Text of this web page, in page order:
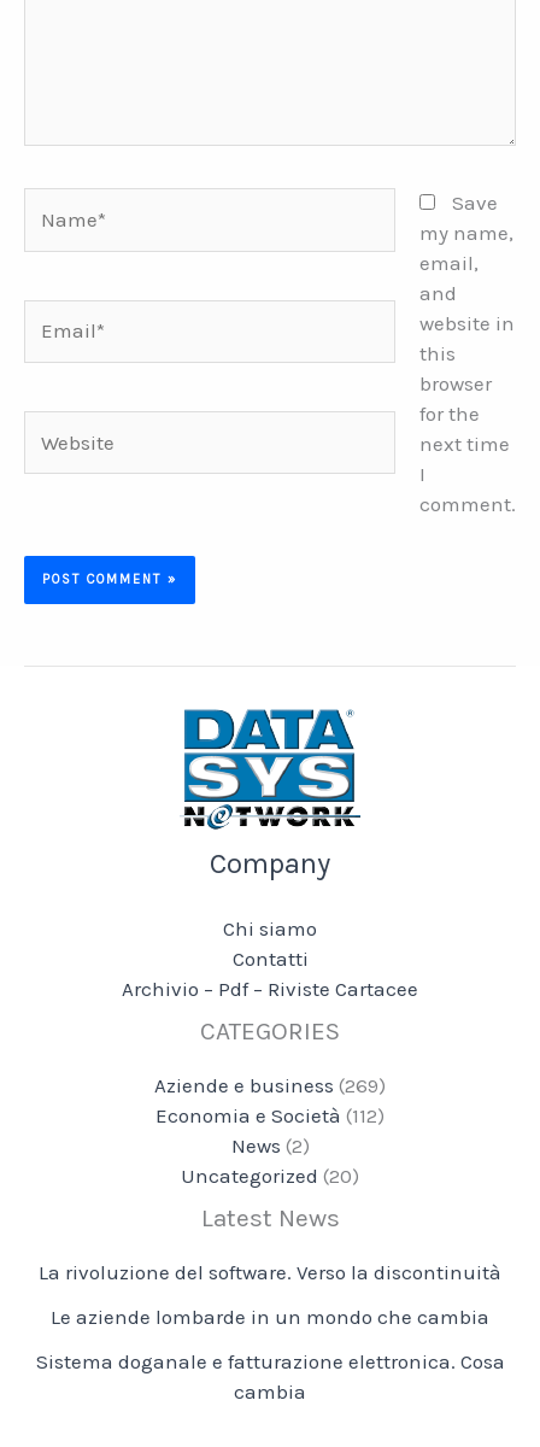
Save
my name,
email,
and
website in
this
browser
for the
next time
I
comment.
Company
Chi siamo
Contatti
Archivio – Pdf – Riviste Cartacee
CATEGORIES
Aziende e business (269)
Economia e Società (112)
News (2)
Uncategorized (20)
Latest News
La rivoluzione del software. Verso la discontinuità
Le aziende lombarde in un mondo che cambia
Sistema doganale e fatturazione elettronica. Cosa
cambia